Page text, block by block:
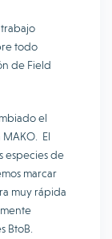
todo
de Field
el
El
especies de
marcar
muy rápida
BtoB.